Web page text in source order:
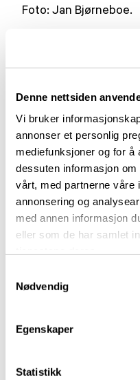
Denne nettsiden
Vi bruker
annonser et personlig
mediefunksjoner og for å
dessuten informasjon
vårt, med partnerne våre
annonsering og
med annen informasjon
eller som de har samlet
Nødvendig
Egenskaper
Statistikk
Foto: Jan Bjørneboe.
Arendalsuka 2026